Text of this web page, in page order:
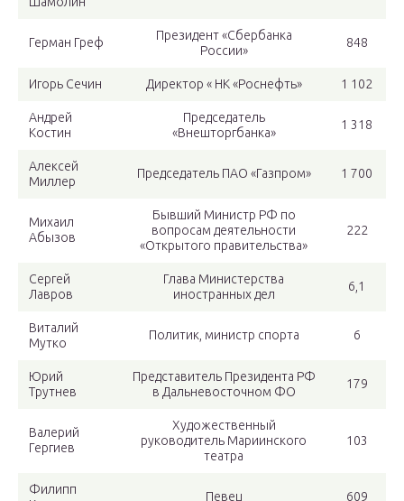
Герман Греф
Президент «Сбербанка
России»
848
Игорь Сечин Директор « НК «Роснефть» 1 102
Андрей
Костин
Председатель
«Внешторгбанка»
1 318
Алексей
Миллер
Председатель ПАО «Газпром» 1 700
Михаил
Абызов
Бывший Министр РФ по
вопросам деятельности
«Открытого правительства»
222
Сергей
Лавров
Глава Министерства
иностранных дел
6,1
Виталий
Мутко
Политик, министр спорта 6
Юрий
Трутнев
Представитель Президента РФ
в Дальневосточном ФО
179
Валерий
Гергиев
Художественный
руководитель Мариинского
театра
103
Филипп
Певец 609